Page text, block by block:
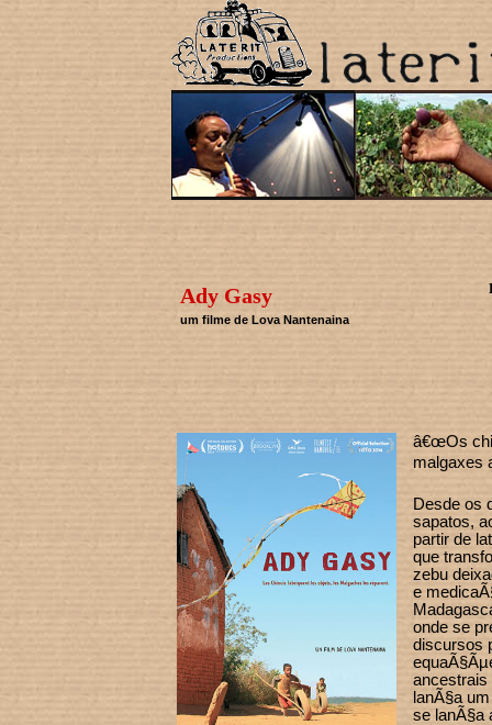
Ady Gasy
um filme de Lova Nantenaina
â€œOs
malgaxes
Desde os
sapatos,
partir de
que
zebu
e
onde se
discursos
lanÃ§a
se lanÃ§a